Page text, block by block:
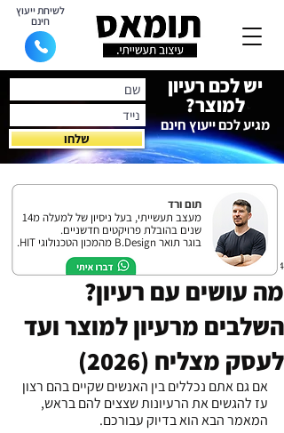
לשיחת ייעוץ
חינם
יש לכם רעיון
למוצר?
מגיע לכם ייעוץ חינם
שלחו
מה עושים עם רעיון?
השלבים מרעיון למוצר ועד
לעסק מצליח (2026)
14 ביוני 2021
אם גם אתם נכללים בין האנשים שקיים בהם רצון
עז להגשים את הרעיונות שצצים להם בראש,
המאמר הבא הוא בדיוק עבורכם.
תום ורד
מעצב תעשייתי, בעל ניסיון של למעלה מ14
שנים בהובלת פרויקטים חדשניים.
בוגר תואר B.Design מהמכון הטכנולוגי HIT.